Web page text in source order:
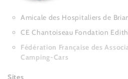
Amicale des Hospitaliers de
CE Chantoiseau Fondation
Fédération Française des
Camping-Cars
Sites